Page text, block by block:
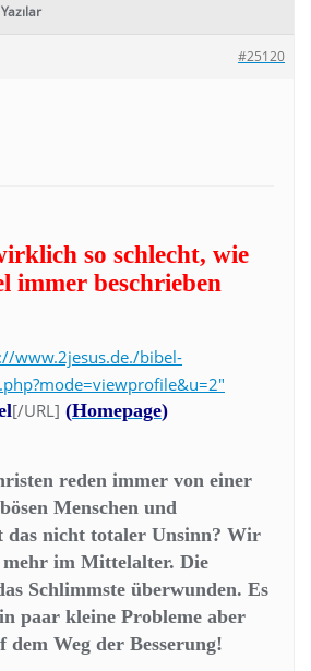
Yazılar
#25120
so schlecht, wie
immer beschrieben
www.2jesus.de./bibel-
[/URL] (Homepage)
reden immer von einer
Menschen und
nicht totaler Unsinn? Wir
mehr im Mittelalter. Die
Schlimmste überwunden. Es
paar kleine Probleme aber
Weg der Besserung!